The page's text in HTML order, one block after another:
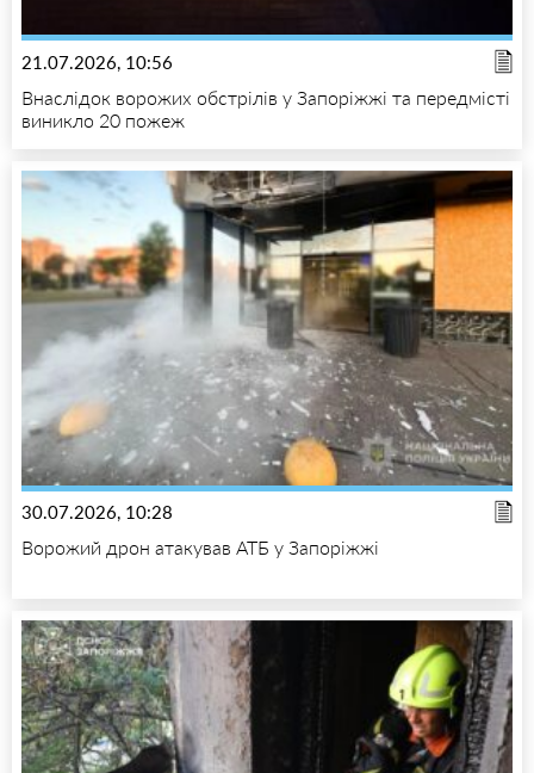
21.07.2026, 10:56
Внаслідок ворожих обстрілів у Запоріжжі та передмісті
виникло 20 пожеж
30.07.2026, 10:28
Ворожий дрон атакував АТБ у Запоріжжі